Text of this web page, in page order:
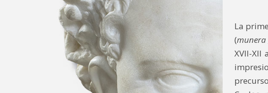
La
(
XVII-XII